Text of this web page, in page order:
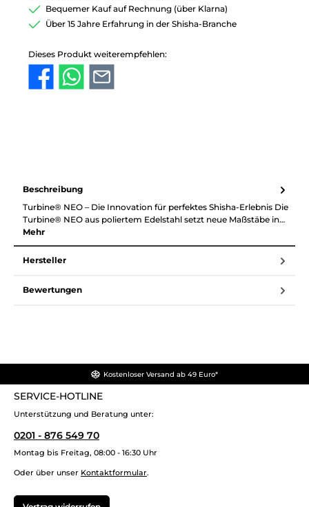
Bequemer Kauf auf Rechnung (über Klarna)
Über 15 Jahre Erfahrung in der Shisha-Branche
Dieses Produkt weiterempfehlen:
Beschreibung
Turbine® NEO – Die Innovation für perfektes Shisha-Erlebnis Die
Turbine® NEO aus poliertem Edelstahl setzt neue Maßstäbe in…
Mehr
Hersteller
Bewertungen
Kostenloser Versand ab 49 Euro*
SERVICE-HOTLINE
Unterstützung und Beratung unter:
0201 - 876 549 70
Montag bis Freitag, 08:00 - 16:30 Uhr
Oder über unser Kontaktformular.